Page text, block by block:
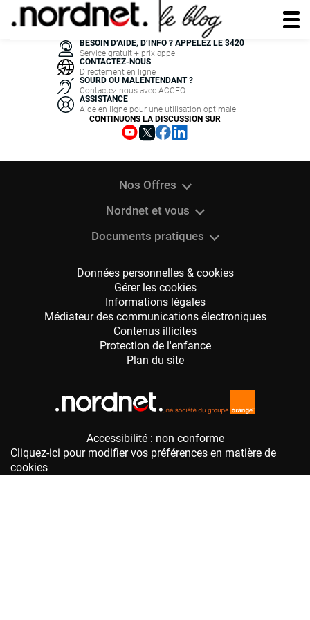
Accessibilité : non conforme
Cliquez-ici pour modifier vos préférences en matière de
cookies